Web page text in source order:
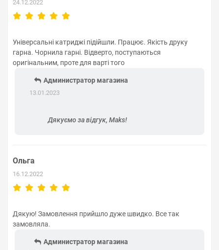
24.12.2022
Універсальні катриджі підійшли. Працює. Якість друку
гарна. Чорнила гарні. Відверто, поступаються
оригінальним, проте для варті того
Администратор магазина
13.01.2023
Дякуємо за відгук, Maks!
Ольга
16.12.2022
Дякую! Замовлення прийшло дуже швидко. Все так
замовляла.
Администратор магазина